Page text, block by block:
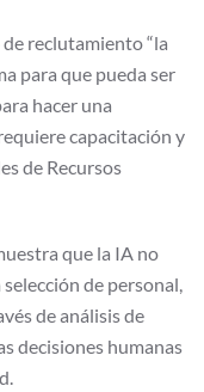
reclutamiento “la
para que pueda ser
hacer una
capacitación y
de Recursos
que la IA no
de personal,
de análisis de
decisiones humanas